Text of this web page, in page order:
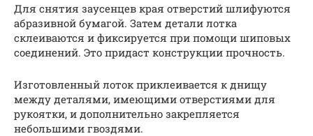
Для снятия заусенцев края отверстий шлифуются
абразивной бумагой. Затем детали лотка
склеиваются и фиксируется при помощи шиповых
соединений. Это придаст конструкции прочность.
Изготовленный лоток приклеивается к днищу
между деталями, имеющими отверстиями для
рукоятки, и дополнительно закрепляется
небольшими гвоздями.